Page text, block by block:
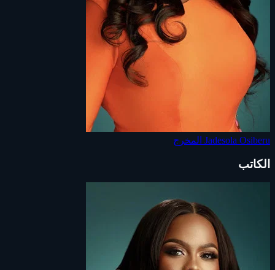
Jadesola Osiberu المخرج
الكاتب